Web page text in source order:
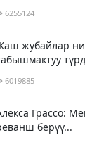
6255124
жубайлар
6019885
Грассо:
берүү...